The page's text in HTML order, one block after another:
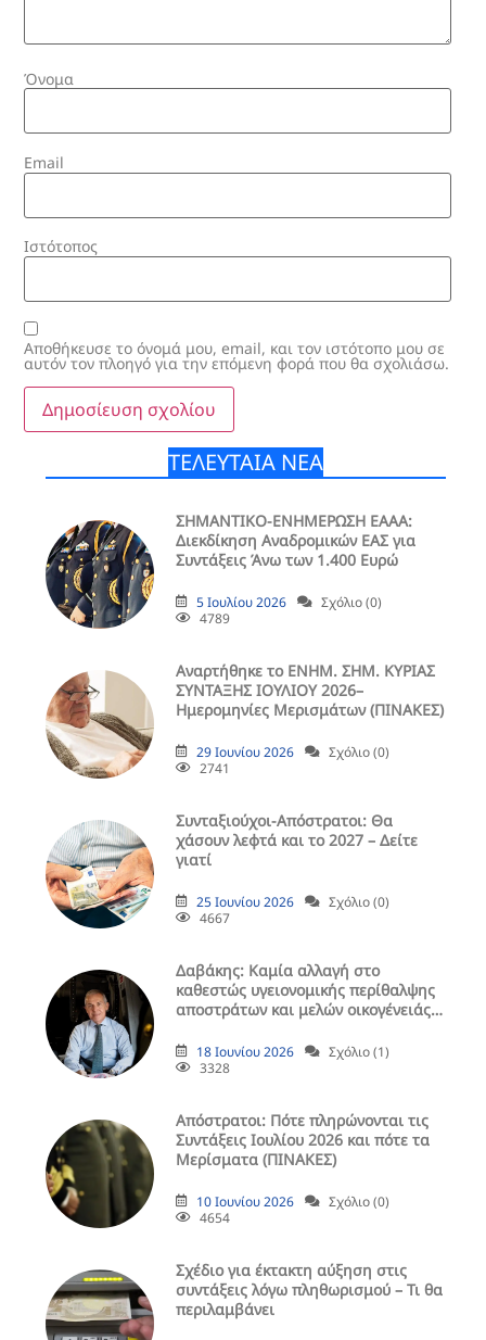
Όνομα
Email
Ιστότοπος
Αποθήκευσε το όνομά μου, email, και τον ιστότοπο μου σε
αυτόν τον πλοηγό για την επόμενη φορά που θα σχολιάσω.
ΤΕΛΕΥΤΑΙΑ ΝΕΑ
ΣΗΜΑΝΤΙΚΟ-ΕΝΗΜΕΡΩΣΗ ΕΑΑΑ:
Διεκδίκηση Αναδρομικών ΕΑΣ για
Συντάξεις Άνω των 1.400 Ευρώ
5 Ιουλίου 2026
Σχόλιο (0)
4789
Aναρτήθηκε το ENHM. ΣΗΜ. ΚΥΡΙΑΣ
ΣΥΝΤΑΞΗΣ ΙΟΥΛΙΟΥ 2026–
Ημερομηνίες Μερισμάτων (ΠΙΝΑΚΕΣ)
29 Ιουνίου 2026
Σχόλιο (0)
2741
Συνταξιούχοι-Απόστρατοι: Θα
χάσουν λεφτά και το 2027 – Δείτε
γιατί
25 Ιουνίου 2026
Σχόλιο (0)
4667
Δαβάκης: Καμία αλλαγή στο
καθεστώς υγειονομικής περίθαλψης
αποστράτων και μελών οικογένειάς
18 Ιουνίου 2026
Σχόλιο (1)
3328
Aπόστρατοι: Πότε πληρώνονται τις
Συντάξεις Ιουλίου 2026 και πότε τα
Μερίσματα (ΠΙΝΑΚΕΣ)
10 Ιουνίου 2026
Σχόλιο (0)
4654
Σχέδιο για έκτακτη αύξηση στις
συντάξεις λόγω πληθωρισμού – Τι θα
περιλαμβάνει